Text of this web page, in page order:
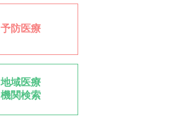
予防医療
地域医療
機関検索